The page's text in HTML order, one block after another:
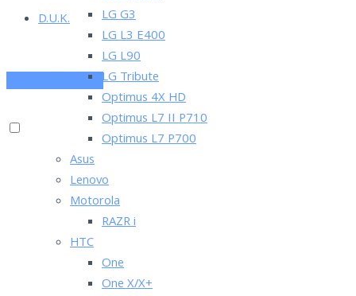
D.U.K.
PRENUMERUOK
LG G3
LG L3 E400
LG L90
LG Tribute
Optimus 4X HD
Optimus L7 II P710
Optimus L7 P700
Asus
Lenovo
Motorola
RAZR i
HTC
One
One X/X+